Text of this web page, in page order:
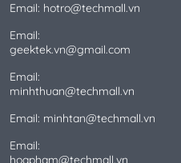
Email: hotro@techmall.vn
Email:
geektek.vn@gmail.com
Email:
minhthuan@techmall.vn
Email: minhtan@techmall.vn
Email:
hoapham@techmall.vn